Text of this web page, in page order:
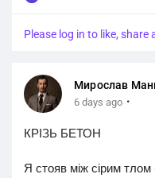
Please log in to like, share
Мирослав
6 days ago ·
КРІЗЬ БЕТОН
Я стояв між сірим тлом